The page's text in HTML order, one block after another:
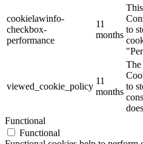
cookielawinfo-
checkbox-
performance
11
months
to
viewed_cookie_policy
11
months
The
to
Functional
Functional